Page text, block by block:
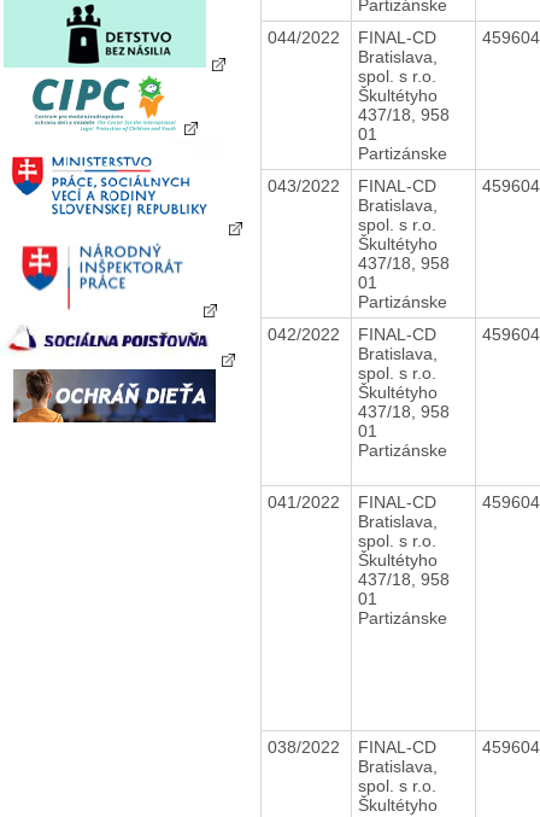
Partizánske
044/2022
FINAL-CD
Bratislava,
spol. s r.o.
Škultétyho
437/18, 958
01
Partizánske
043/2022
FINAL-CD
Bratislava,
spol. s r.o.
Škultétyho
437/18, 958
01
Partizánske
042/2022
FINAL-CD
Bratislava,
spol. s r.o.
Škultétyho
437/18, 958
01
Partizánske
041/2022
FINAL-CD
Bratislava,
spol. s r.o.
Škultétyho
437/18, 958
01
Partizánske
038/2022
FINAL-CD
Bratislava,
spol. s r.o.
Škultétyho